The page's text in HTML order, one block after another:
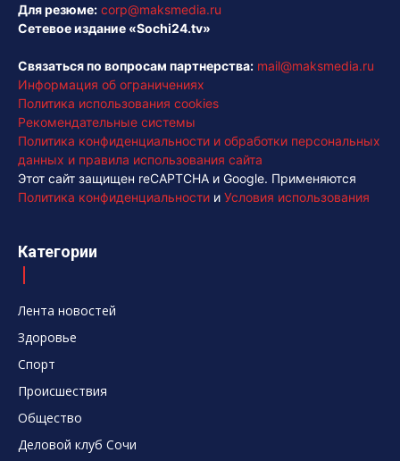
Для резюме: corp@maksmedia.ru
Сетевое издание «Sochi24.tv»
Связаться по вопросам партнерства: mail@maksmedia.ru
Информация об ограничениях
Политика использования cookies
Рекомендательные системы
Политика конфиденциальности и обработки персональных
данных и правила использования сайта
Этот сайт защищен reCAPTCHA и Google. Применяются
Политика конфиденциальности и Условия использования
Категории
Лента новостей
Здоровье
Спорт
Происшествия
Общество
Деловой клуб Сочи